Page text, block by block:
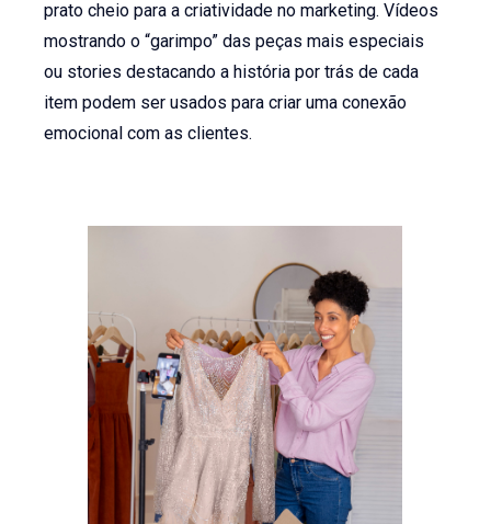
prato cheio para a criatividade no marketing. Vídeos
mostrando o “garimpo” das peças mais especiais
ou stories destacando a história por trás de cada
item podem ser usados para criar uma conexão
emocional com as clientes.